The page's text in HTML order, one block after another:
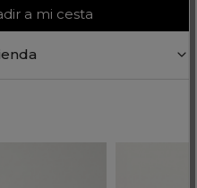
a mi cesta